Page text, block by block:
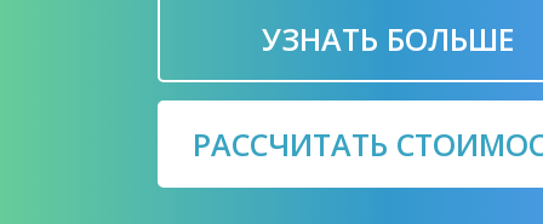
УЗНАТЬ БОЛЬШЕ
РАССЧИТАТЬ